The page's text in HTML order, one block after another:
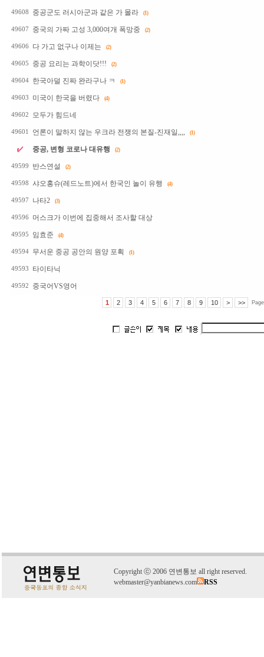
49608 중공군도 러시아군과 같은 가 몰라 (1)
49607 중국의 가짜 고성 3,000여개 폭망중 (2)
49606 다 가고 없구나 이제는 (2)
49605 중공 요리는 과학이닷!!! (2)
49604 한국아덜 진짜 완라구나 ㅋ (1)
49603 미국이 한국을 버렸다 (4)
49602 모두가 힘드네
49601 언론이 말하지 않는 우크라 전쟁의 본질-진재일,,,, (1)
중공, 변형 코로나 대유행 (2)
49599 반스연설 (2)
49598 샤오홍슈(레드노트)에서 한국인 놀이 유행 (4)
49597 나타2 (3)
49596 머스크가 이번에 집중해서 조사할 대상
49595 임효준 (4)
49594 무서운 중공 공안의 원양 포획 (1)
49593 타이타닉
49592 중국어VS영어
1 2 3 4 5 6 7 8 9 10 > >>
Copyright ⓒ 2006 연변통보 all right reserved.
webmaster@yanbianews.com
RSS